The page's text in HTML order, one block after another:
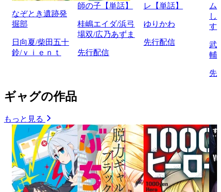
なぞとき遺跡発
掘部
日向夏/柴田五十
鈴/ｖｉｅｎｔ
師の子【単話】
桂嶋エイダ/浜弓
場双/広乃あずま
先行配信
レ【単話】
ゆりかわ
先行配信
ム
し
す
武
輔
先
ギャグの作品
もっと見る